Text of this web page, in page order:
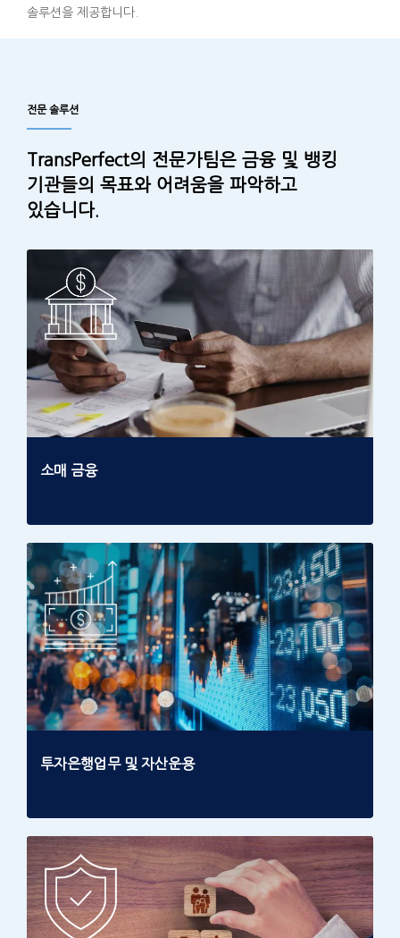
솔루션을 제공합니다.
전문 솔루션
TransPerfect의 전문가팀은 금융 및 뱅킹
기관들의 목표와 어려움을 파악하고
있습니다.
소매 금융
투자은행업무 및 자산운용